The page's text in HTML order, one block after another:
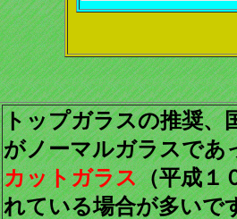
トップガラスの推奨、
がノーマルガラスであ
カットガラス（平成１
れている場合が多いで